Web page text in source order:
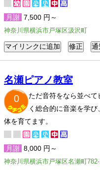
月謝 7,500 円～
神奈川県横浜市戸塚区汲沢町
名瀬ピアノ教室
0
ただ音符をなら並べ
く総合的に音楽を学
体を育てます。
月謝 8,000 円～
神奈川県横浜市戸塚区名瀬町